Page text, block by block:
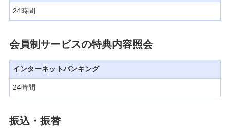
ンターネットバンキング（みずほダイレク
サービス連携
24時間
会員制サービスの特典内容照会
インターネットバンキング
24時間
振込・振替